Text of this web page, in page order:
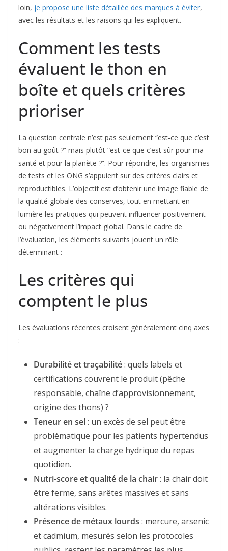
loin, je propose une liste détaillée des marques à éviter,
avec les résultats et les raisons qui les expliquent.
Comment les tests
évaluent le thon en
boîte et quels critères
prioriser
La question centrale n’est pas seulement “est-ce que c’est
bon au goût ?” mais plutôt “est-ce que c’est sûr pour ma
santé et pour la planète ?”. Pour répondre, les organismes
de tests et les ONG s’appuient sur des critères clairs et
reproductibles. L’objectif est d’obtenir une image fiable de
la qualité globale des conserves, tout en mettant en
lumière les pratiques qui peuvent influencer positivement
ou négativement l’impact global. Dans le cadre de
l’évaluation, les éléments suivants jouent un rôle
déterminant :
Les critères qui
comptent le plus
Les évaluations récentes croisent généralement cinq axes
:
Durabilité et traçabilité: quels labels et
certifications couvrent le produit (pêche
responsable, chaîne d’approvisionnement,
origine des thons) ?
Teneur en sel: un excès de sel peut être
problématique pour les patients hypertendus
et augmenter la charge hydrique du repas
quotidien.
Nutri-score et qualité de la chair: la chair doit
être ferme, sans arêtes massives et sans
altérations visibles.
Présence de métaux lourds : mercure, arsenic
et cadmium, mesurés selon les protocoles